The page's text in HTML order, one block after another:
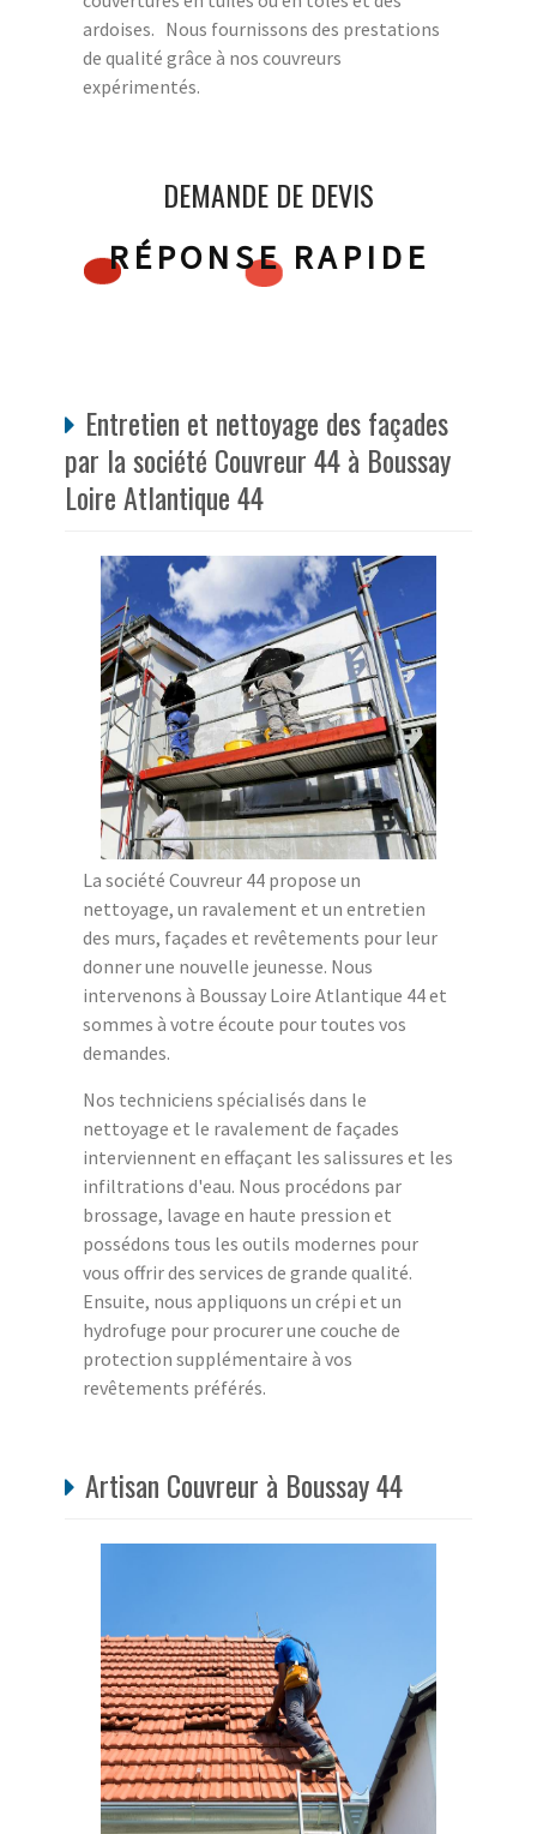
ardoises. Nous fournissons des prestations
de qualité grâce à nos couvreurs
expérimentés.
DEMANDE DE DEVIS
RÉPONSE RAPIDE
Entretien et nettoyage des façades
par la société Couvreur 44 à Boussay
Loire Atlantique 44
La société Couvreur 44 propose un
nettoyage, un ravalement et un entretien
des murs, façades et revêtements pour leur
donner une nouvelle jeunesse. Nous
intervenons à Boussay Loire Atlantique 44 et
sommes à votre écoute pour toutes vos
demandes.
Nos techniciens spécialisés dans le
nettoyage et le ravalement de façades
interviennent en effaçant les salissures et les
infiltrations d'eau. Nous procédons par
brossage, lavage en haute pression et
possédons tous les outils modernes pour
vous offrir des services de grande qualité.
Ensuite, nous appliquons un crépi et un
hydrofuge pour procurer une couche de
protection supplémentaire à vos
revêtements préférés.
Artisan Couvreur à Boussay 44